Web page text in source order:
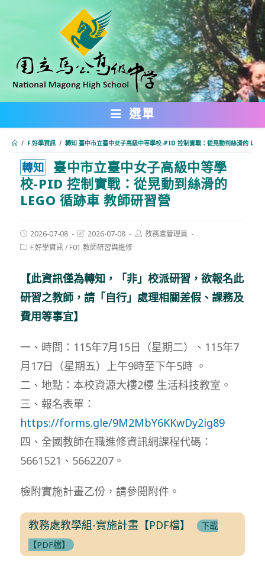
內
選單
/ F.好學資訊 / 轉知 臺中市立臺中女子高級中等學校-PID 控制實戰：從晃動到絲滑的
轉知
臺中市立臺中女子高級中等學
校-PID 控制實戰：從晃動到絲滑的
LEGO 循跡車 教師研習營
Post
published:
2026-07-08
Post
last
modified:
2026-07-08
Post教務處管理員
PostF.好學資訊/ F01.教師研習與進修
【此資訊僅為轉知，「非」校派研習，欲報名此
研習之教師，請「自行」處理相關差假、課務及
費用等事宜】
一、時間：115年7月15日（星期二）、115年7
月17日（星期五）上午9時至下午5時 。
二、地點：本校資源大樓2樓 生活科技教室。
三、報名表單：
https://forms.gle/9M2MbY6KKwDy2ig89
四、全國教師在職進修資訊網課程代碼：
5661521、5662207。
檢附實施計畫乙份，請參閱附件。
教務處教學組-實施計畫【PDF檔】
下載
【PDF檔】